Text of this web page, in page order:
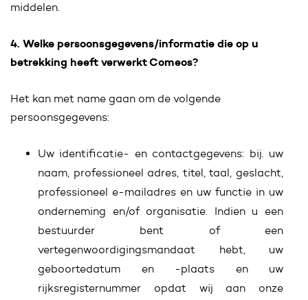
middelen.
4. Welke persoonsgegevens/informatie die op u
betrekking heeft verwerkt Comeos?
Het kan met name gaan om de volgende
persoonsgegevens:
Uw identificatie- en contactgegevens: bij. uw
naam, professioneel adres, titel, taal, geslacht,
professioneel e-mailadres en uw functie in uw
onderneming en/of organisatie. Indien u een
bestuurder bent of een
vertegenwoordigingsmandaat hebt, uw
geboortedatum en -plaats en uw
rijksregisternummer opdat wij aan onze